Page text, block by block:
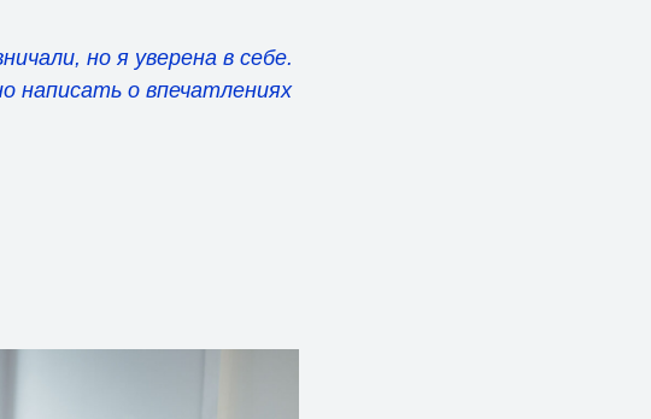
но я уверена в себе.
написать о впечатлениях